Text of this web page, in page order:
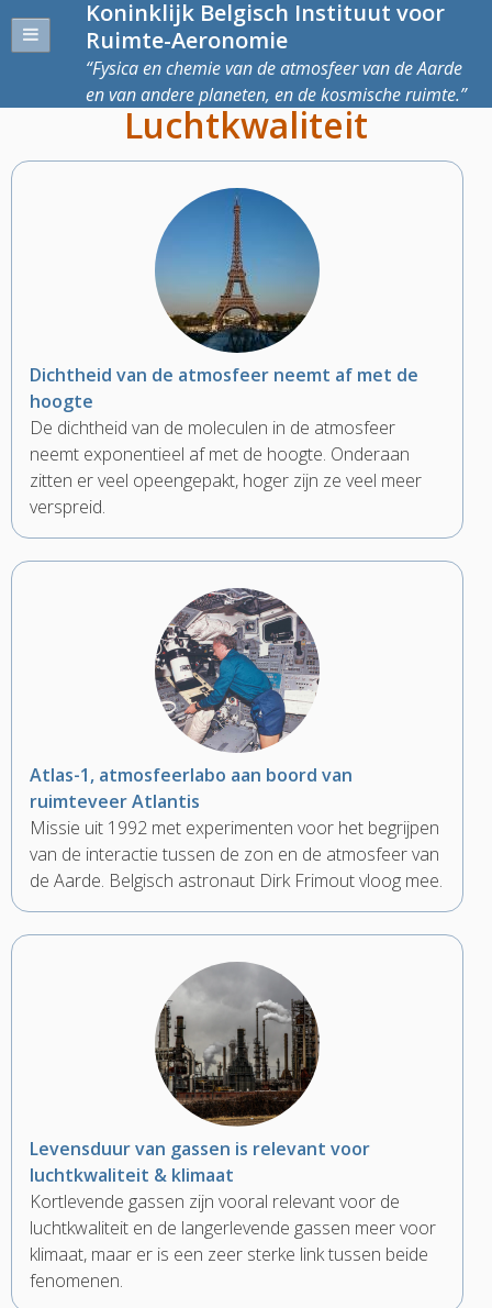
Koninklijk Belgisch Instituut voor
Ruimte-Aeronomie
Fysica en chemie van de atmosfeer van de Aarde
en van andere planeten, en de kosmische ruimte.
Luchtkwaliteit
Dichtheid van de atmosfeer neemt af met de
hoogte
De dichtheid van de moleculen in de atmosfeer
neemt exponentieel af met de hoogte. Onderaan
zitten er veel opeengepakt, hoger zijn ze veel meer
verspreid.
Atlas-1, atmosfeerlabo aan boord van
ruimteveer Atlantis
Missie uit 1992 met experimenten voor het begrijpen
van de interactie tussen de zon en de atmosfeer van
de Aarde. Belgisch astronaut Dirk Frimout vloog mee.
Levensduur van gassen is relevant voor
luchtkwaliteit & klimaat
Kortlevende gassen zijn vooral relevant voor de
luchtkwaliteit en de langerlevende gassen meer voor
klimaat, maar er is een zeer sterke link tussen beide
fenomenen.